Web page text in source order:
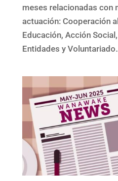
meses relacionadas con
actuación: Cooperación
Educación, Acción
Entidades y